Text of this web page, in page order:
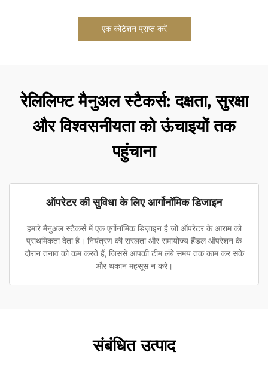
एक कोटेशन प्राप्त करें
रेलिलिफ्ट मैनुअल स्टैकर्स: दक्षता, सुरक्षा
और विश्वसनीयता को ऊंचाइयों तक
पहुंचाना
ऑपरेटर की सुविधा के लिए आर्गोनॉमिक डिजाइन
हमारे मैनुअल स्टैकर्स में एक एर्गोनॉमिक डिज़ाइन है जो ऑपरेटर के आराम को
प्राथमिकता देता है। नियंत्रण की सरलता और समायोज्य हैंडल ऑपरेशन के
दौरान तनाव को कम करते हैं, जिससे आपकी टीम लंबे समय तक काम कर सके
और थकान महसूस न करे।
संबंधित उत्पाद